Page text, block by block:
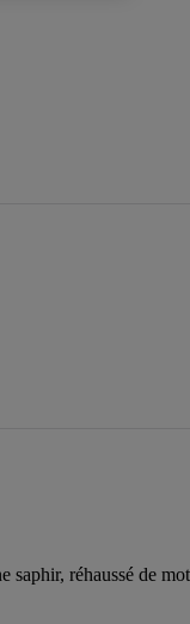
réhaussé de